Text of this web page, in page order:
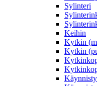
Sylinteri
Keihin
Kytkin
Kytkin